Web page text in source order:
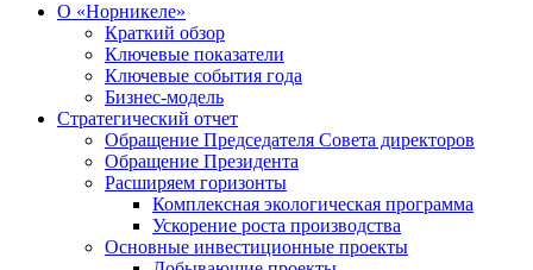
О «Норникеле»
Краткий обзор
Ключевые показатели
Ключевые события года
Бизнес-модель
Стратегический отчет
Обращение Председателя Совета директоров
Обращение Президента
Расширяем горизонты
Комплексная экологическая программа
Ускорение роста производства
Основные инвестиционные проекты